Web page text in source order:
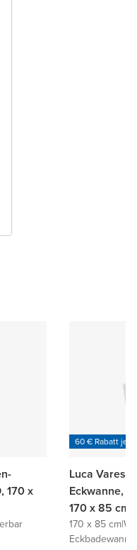
170 x
60 € Rabatt je
Luca Varess
Eckwanne,
170 x 85
170 x 85 cm|